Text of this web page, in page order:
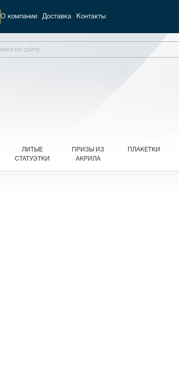
О компании Доставка Контакты
ЛИТЫЕ
СТАТУЭТКИ
ПРИЗЫ ИЗ
АКРИЛА
ПЛАКЕТКИ